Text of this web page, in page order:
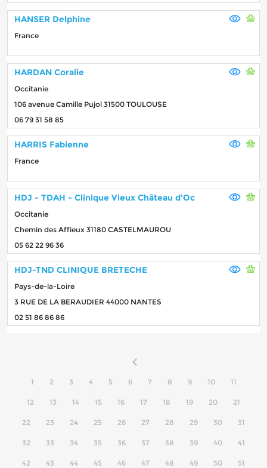
HANSER Delphine
France
HARDAN Coralie
Occitanie
106 avenue Camille Pujol 31500 TOULOUSE
06 79 31 58 85
HARRIS Fabienne
France
HDJ - TDAH - Clinique Vieux Château d'Oc
Occitanie
Chemin des Affieux 31180 CASTELMAUROU
05 62 22 96 36
HDJ-TND CLINIQUE BRETECHE
Pays-de-la-Loire
3 RUE DE LA BERAUDIER 44000 NANTES
02 51 86 86 86
1 2 3 4 5 6 7 8 9 10 11
12 13 14 15 16 17 18 19 20 21
22 23 24 25 26 27 28 29 30 31
32 33 34 35 36 37 38 39 40 41
42 43 44 45 46 47 48 49 50 51